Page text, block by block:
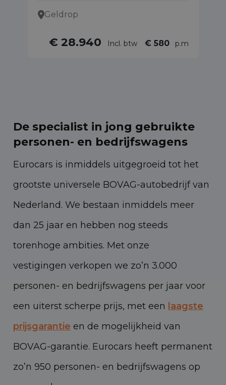
Geldrop
€ 28.940 Incl. btw € 580 p.m
De specialist in jong gebruikte
personen- en bedrijfswagens
Eurocars is inmiddels uitgegroeid tot het
grootste universele BOVAG-autobedrijf van
Nederland. We bestaan inmiddels meer
dan 25 jaar en hebben nog steeds
torenhoge ambities. Met onze
vestigingen verkopen we zo’n 3.000
personen- en bedrijfswagens per jaar voor
een uiterst scherpe prijs, met een laagste
prijsgarantie en de mogelijkheid van
BOVAG-garantie. Eurocars heeft permanent
zo’n 950 personen- en bedrijfswagens op